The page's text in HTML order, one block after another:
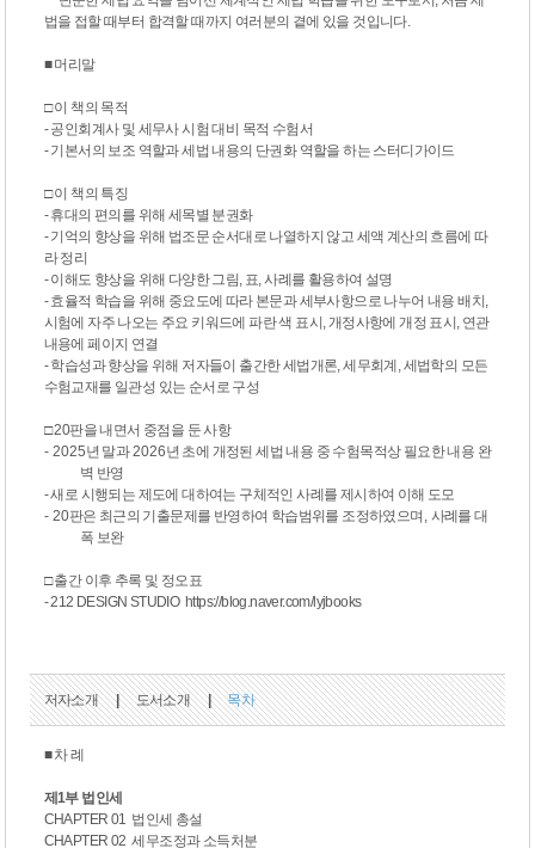
법을 접할 때부터 합격할 때까지 여러분의 곁에 있을 것입니다.
■ 머리말
□ 이 책의 목적
- 공인회계사 및 세무사 시험 대비 목적 수험서
- 기본서의 보조 역할과 세법 내용의 단권화 역할을 하는 스터디가이드
□ 이 책의 특징
- 휴대의 편의를 위해 세목별 분권화
- 기억의 향상을 위해 법조문 순서대로 나열하지 않고 세액 계산의 흐름에 따
라 정리
- 이해도 향상을 위해 다양한 그림, 표, 사례를 활용하여 설명
- 효율적 학습을 위해 중요도에 따라 본문과 세부사항으로 나누어 내용 배치,
시험에 자주 나오는 주요 키워드에 파란 색 표시, 개정사항에 개정 표시, 연관
내용에 페이지 연결
- 학습성과 향상을 위해 저자들이 출간한 세법개론, 세무회계, 세법학의 모든
수험교재를 일관성 있는 순서로 구성
□ 20판을 내면서 중점을 둔 사항
- 2025년 말과2026년 초에 개정된 세법 내용 중 수험목적상 필요한 내용 완
벽 반영
-새로 시행되는 제도에 대하여는 구체적인 사례를 제시하여 이해 도모
- 20판은 최근의 기출문제를 반영하여 학습범위를 조정하였으며 사례를 대
폭 보완
□ 출간 이후 추록 및 정오표
- 212 DESIGN STUDIO https://blog.naver.com/lyjbooks
저자소개 | 도서소개 | 목차
■ 차 례
제1부 법인세
CHAPTER 01 법인세 총설
CHAPTER 02 세무조정과 소득처분